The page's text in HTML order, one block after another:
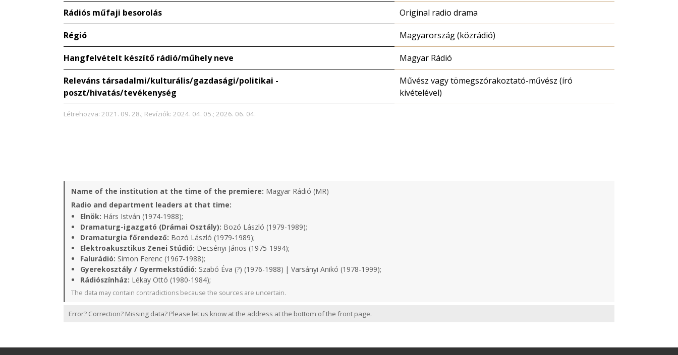
Rádiós műfaji besorolás Original radio drama
Régió Magyarország (közrádió)
Hangfelvételt készítő rádió/műhely neve Magyar Rádió
Releváns társadalmi/kulturális/gazdasági/politikai -
poszt/hivatás/tevékenység
Művész vagy tömegszórakoztató-művész (író
kivételével)
Létrehozva: 2021. 09. 28.; Revíziók: 2024. 04. 05.; 2026. 06. 04.
Name of the institution at the time of the premiere: Magyar Rádió (MR)
Radio and department leaders at that time:
Elnök: Hárs István (1974-1988);
Dramaturg-igazgató (Drámai Osztály): Bozó László (1979-1989);
Dramaturgia főrendező: Bozó László (1979-1989);
Elektroakusztikus Zenei Stúdió: Decsényi János (1975-1994);
Falurádió: Simon Ferenc (1967-1988);
Gyerekosztály / Gyermekstúdió: Szabó Éva (?) (1976-1988) | Varsányi Anikó (1978-1999);
Rádiószínház: Lékay Ottó (1980-1984);
The data may contain contradictions because the sources are uncertain.
Error? Correction? Missing data? Please let us know at the address at the bottom of the front page.